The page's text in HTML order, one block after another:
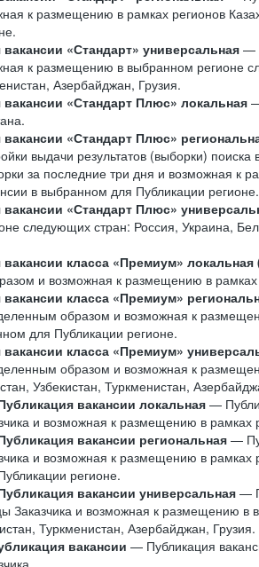
к размещению в рамках регионов
«Стандарт» универсальная —
к размещению в выбранном регионе
Азербайджан, Грузия.
«Стандарт Плюс» локальная
«Стандарт Плюс»
выдачи результатов (выборки)
за последние три дня и возможная к
в выбранном для Публикации регионе.
«Стандарт Плюс»
следующих стран: Россия, Украина,
вакансии класса «Премиум»
и возможная к размещению в рамках
класса «Премиум»
образом и возможная к
для Публикации регионе.
класса «Премиум»
образом и возможная к
Узбекистан, Туркменистан,
вакансии локальная —
и возможная к размещению в рамках
вакансии региональная —
и возможная к размещению в рамках
регионе.
вакансии универсальная —
Заказчика и возможная к размещению в
Туркменистан, Азербайджан, Грузия.
вакансии — Публикация